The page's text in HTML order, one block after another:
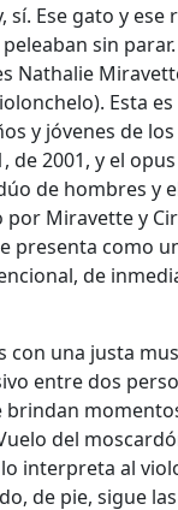
sí. Ese gato y
sin
Nathalie
Esta
y jóvenes de
de 2001, y el
de hombres y
Miravette y
presenta como
de
con una justa
entre dos
brindan
del
interpreta al
de pie, sigue